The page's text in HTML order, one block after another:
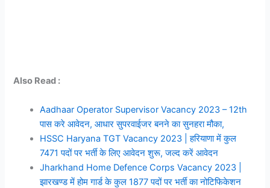
Also Read :
Aadhaar Operator Supervisor Vacancy 2023 – 12th
पास करे आवेदन, आधार सुपरवाईजर बनने का सुनहरा मौका,
HSSC Haryana TGT Vacancy 2023 | हरियाणा में कुल
7471 पदों पर भर्ती के लिए आवेदन शुरू, जल्द करें आवेदन
Jharkhand Home Defence Corps Vacancy 2023 |
झारखण्ड में होम गार्ड के कुल 1877 पदों पर भर्ती का नोटिफिकेशन